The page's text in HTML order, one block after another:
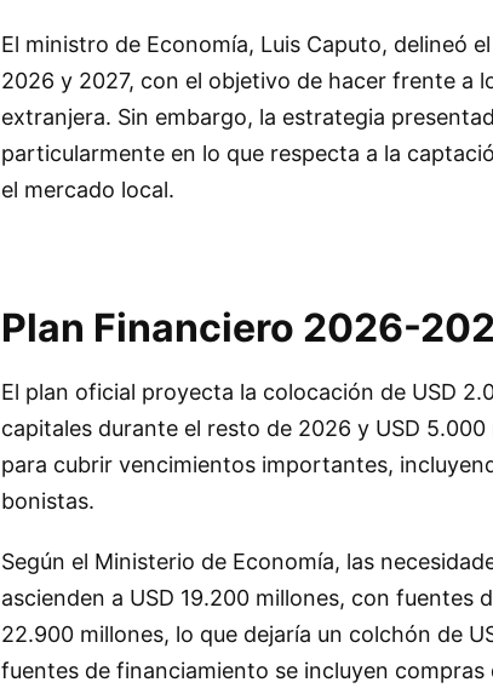
El ministro de Economía, Luis Caputo, delineó
2026 y 2027, con el objetivo de hacer frente a
extranjera. Sin embargo, la estrategia
particularmente en lo que respecta a la
el mercado local.
Plan Financiero 2026-
El plan oficial proyecta la colocación de USD
capitales durante el resto de 2026 y USD
para cubrir vencimientos importantes,
bonistas.
Según el Ministerio de Economía, las
ascienden a USD 19.200 millones, con fuentes
22.900 millones, lo que dejaría un colchón de
fuentes de financiamiento se incluyen compras